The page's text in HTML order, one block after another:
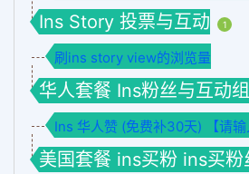
Ins Story 投票与互动 1
刷ins story view的浏览量
华人套餐 Ins粉丝与互动
Ins 华人赞 (免费补30天) 【请输
美国套餐 ins买粉 ins买粉